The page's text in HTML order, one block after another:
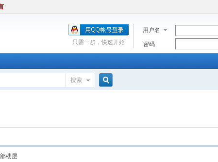
用户名
密码
只需一步，快速开始
搜索
楼层